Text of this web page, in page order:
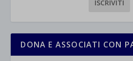
DONA E ASSOCIATI CON